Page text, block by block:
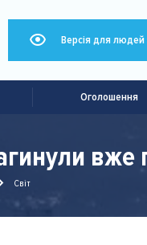
Версія для
Оголошення
Світ